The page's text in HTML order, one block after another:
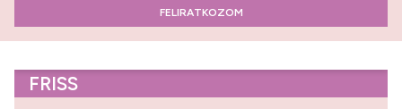
FELIRATKOZOM
FRISS